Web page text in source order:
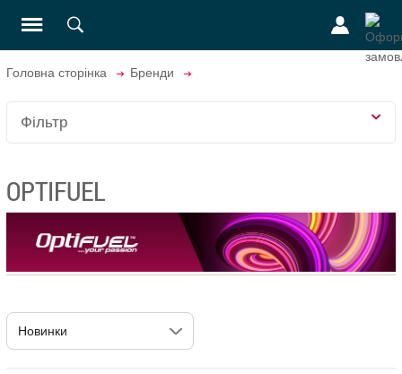
Головна сторінка Бренди
Фільтр
OPTIFUEL